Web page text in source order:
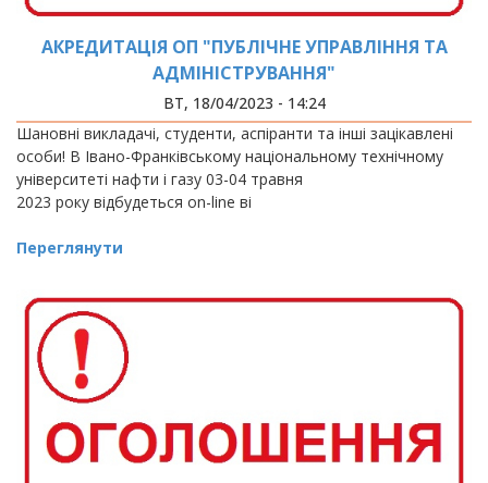
АКРЕДИТАЦІЯ ОП "ПУБЛІЧНЕ УПРАВЛІННЯ ТА
АДМІНІСТРУВАННЯ"
ВТ, 18/04/2023 - 14:24
Шановні викладачі, студенти, аспіранти та інші зацікавлені
особи! В Івано-Франківському національному технічному
університеті нафти і газу 03-04 травня
2023 року відбудеться оn-line ві
Переглянути